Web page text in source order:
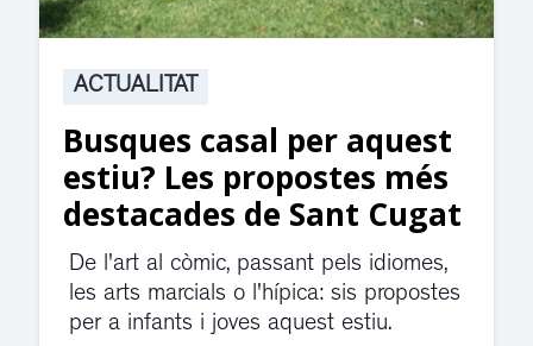
ACTUALITAT
Suspesa l’activitat als
jutjats de Rubí fins
divendres per una fuita
d’aigua
El servei de guàrdia i el jutjat de
violència de gènere s'han traslladat a